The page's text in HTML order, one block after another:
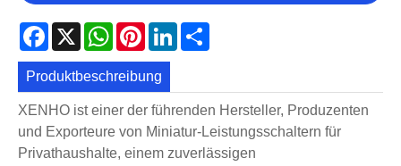
Facebook
X WhatsApp
PinterestLinkedIn
Produktbeschreibung
XENHO ist einer der führenden Hersteller, Produzenten
und Exporteure von Miniatur-Leistungsschaltern für
Privathaushalte, einem zuverlässigen